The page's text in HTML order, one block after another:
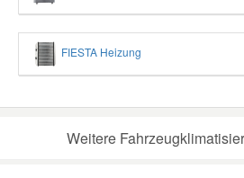
FIESTA Heizung
Weitere